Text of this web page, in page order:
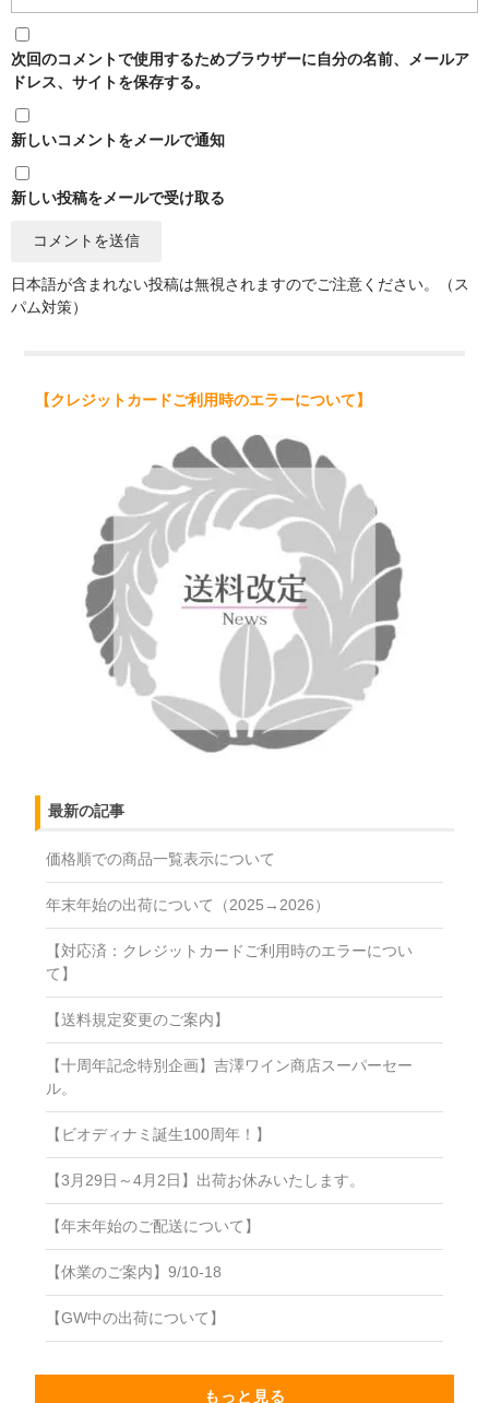
次回のコメントで使用するためブラウザーに自分の名前、メールア
ドレス、サイトを保存する。
新しいコメントをメールで通知
新しい投稿をメールで受け取る
日本語が含まれない投稿は無視されますのでご注意ください。（ス
パム対策）
【クレジットカードご利用時のエラーについて】
最新の記事
価格順での商品一覧表示について
年末年始の出荷について（2025→2026）
【対応済：クレジットカードご利用時のエラーについ
て】
【送料規定変更のご案内】
【十周年記念特別企画】吉澤ワイン商店スーパーセー
ル。
【ビオディナミ誕生100周年！】
【3月29日～4月2日】出荷お休みいたします。
【年末年始のご配送について】
【休業のご案内】9/10-18
【GW中の出荷について】
もっと見る